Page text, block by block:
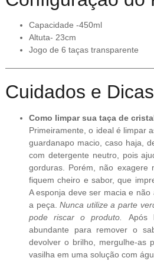
Capacidade -450ml
Altuta- 23cm
Jogo de 6 taças transparente
Cuidados e Dicas
Como limpar sua taça de
Primeiramente, o ideal é limpar
guardanapo macio, caso haja,
com detergente neutro, pois
gorduras. Porém, não exagere
fiquem cheiro e sabor, que
A esponja deve ser macia e
a peça.Nunca utilize a parte
pode riscar o produto. Após
abundante para remover o
devolver o brilho, mergulhe-as
vasilha em uma solução com